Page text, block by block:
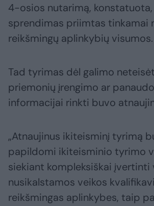
4-osios nutarimą, konstatuota,
sprendimas priimtas tinkamai
reikšmingų aplinkybių visumos.
Tad tyrimas dėl galimo
priemonių įrengimo ar
informacijai rinkti buvo
„Atnaujinus ikiteisminį tyrimą
papildomi ikiteisminio tyrimo
siekiant kompleksiškai įvertinti
nusikalstamos veikos
reikšmingas aplinkybes, taip